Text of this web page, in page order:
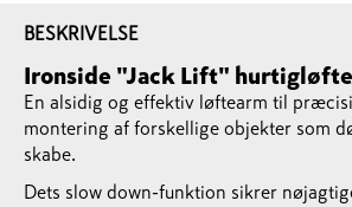
BESKRIVELSE
Ironside "Jack Lift"
En alsidig og effektiv løftearm til
montering af forskellige objekter som
skabe.
Dets slow down-funktion sikrer